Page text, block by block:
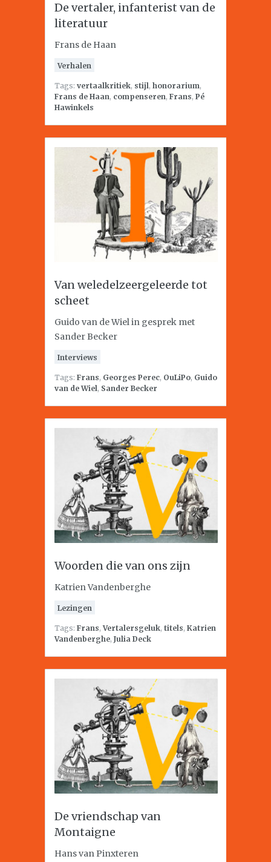
De vertaler, infanterist van de
literatuur
Frans de Haan
Verhalen
Tags: vertaalkritiek, stijl, honorarium,
Frans de Haan, compenseren, Frans, Pé
Hawinkels
Van weledelzeergeleerde tot
scheet
Guido van de Wiel in gesprek met
Sander Becker
Interviews
Tags: Frans, Georges Perec, OuLiPo, Guido
van de Wiel, Sander Becker
Woorden die van ons zijn
Katrien Vandenberghe
Lezingen
Tags: Frans,Vertalersgeluk, titels, Katrien
Vandenberghe, Julia Deck
De vriendschap van
Montaigne
Hans van Pinxteren